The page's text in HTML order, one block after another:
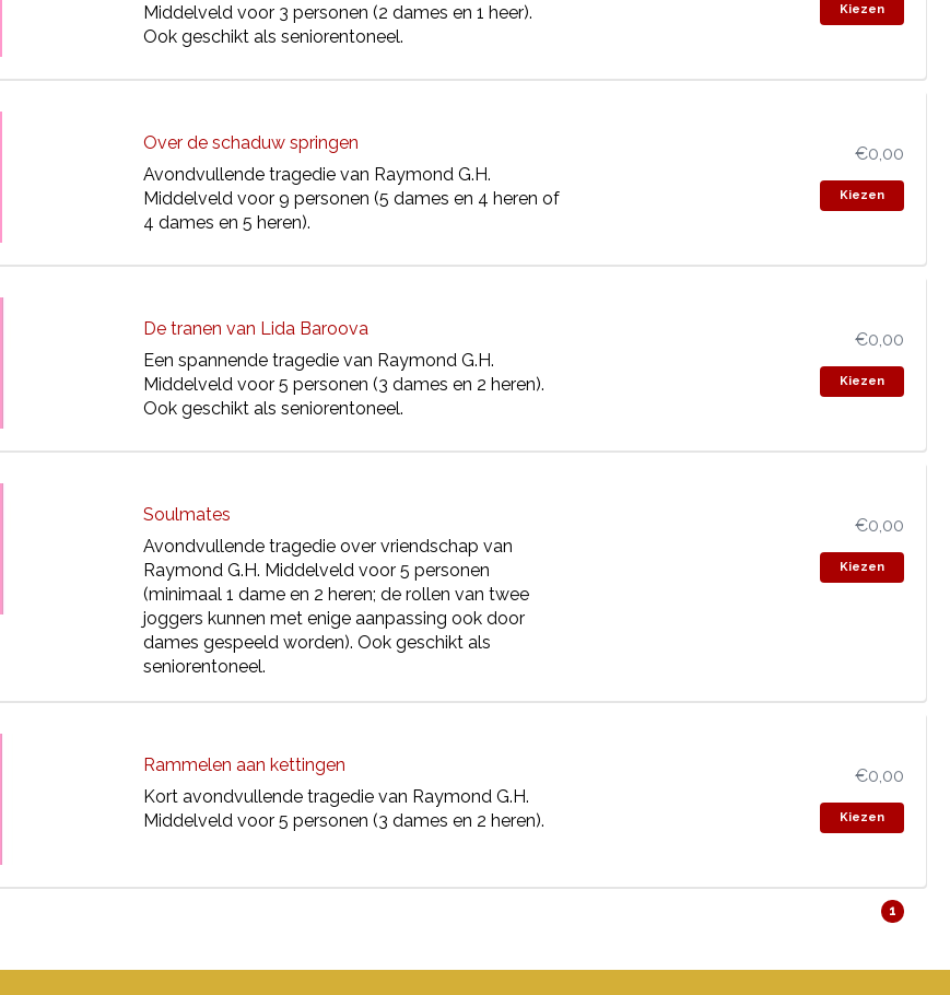
Middelveld voor 3 personen (2 dames en 1 heer).
Ook geschikt als seniorentoneel.
Kiezen
Over de schaduw springen
Avondvullende tragedie van Raymond G.H.
Middelveld voor 9 personen (5 dames en 4 heren of
4 dames en 5 heren).
€0,00
Kiezen
De tranen van Lida Baroova
Een spannende tragedie van Raymond G.H.
Middelveld voor 5 personen (3 dames en 2 heren).
Ook geschikt als seniorentoneel.
€0,00
Kiezen
Soulmates
Avondvullende tragedie over vriendschap van
Raymond G.H. Middelveld voor 5 personen
(minimaal 1 dame en 2 heren; de rollen van twee
joggers kunnen met enige aanpassing ook door
dames gespeeld worden). Ook geschikt als
seniorentoneel.
€0,00
Kiezen
Rammelen aan kettingen
Kort avondvullende tragedie van Raymond G.H.
Middelveld voor 5 personen (3 dames en 2 heren).
€0,00
Kiezen
1